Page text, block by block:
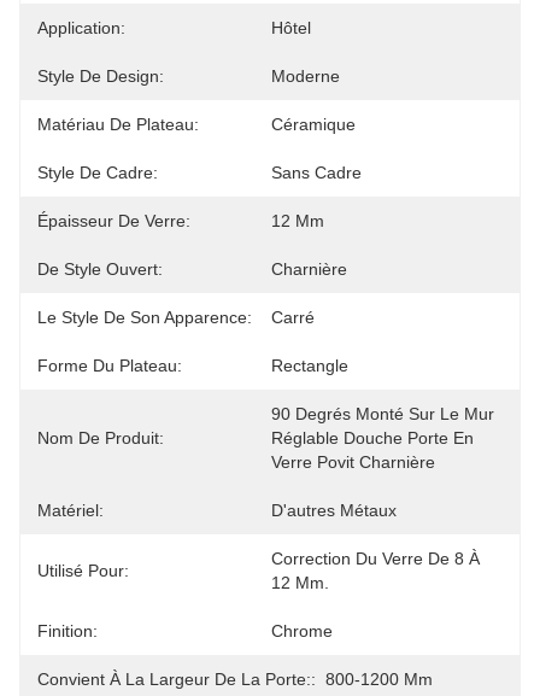
Application: Hôtel
Style De Design: Moderne
Matériau De Plateau: Céramique
Style De Cadre: Sans Cadre
Épaisseur De Verre: 12 Mm
De Style Ouvert: Charnière
Le Style De Son Apparence: Carré
Forme Du Plateau: Rectangle
Nom De Produit:
90 Degrés Monté Sur Le Mur
Réglable Douche Porte En
Verre Povit Charnière
Matériel: D'autres Métaux
Utilisé Pour:
Correction Du Verre De 8 À
12 Mm.
Finition: Chrome
Convient À La Largeur De La Porte:: 800-1200 Mm